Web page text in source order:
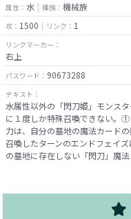
属性： 水 種族： 機械族
攻： 1500 リンク： 1
リンクマーカー：
右上
パスワード： 90673288
テキスト：
水属性以外の「閃刀姫」モンス
に１度しか特殊召喚できない。
力は、自分の墓地の魔法カード
召喚したターンのエンドフェイ
の墓地に存在しない「閃刀」魔